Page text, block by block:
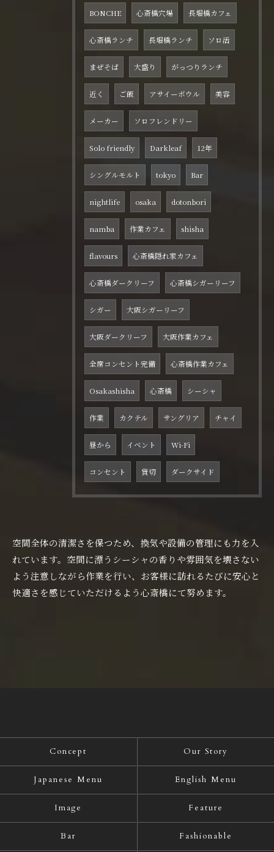
BONCHE 心斎橋穴場 長堀橋カフェ
心斎橋ランチ 長堀橋ランチ ソロ活
まぜそば 大盛り がっつりランチ
近く ご飯 アサイーボウル 美容
メーカー ソロフレンドリー
Solo friendly Darkleaf 12年
シングルモルト tokyo Bar
nightlife osaka dotonbori
namba 作業カフェ shisha
flavours 心斎橋隠れ家カフェ
心斎橋ダークリーフ 心斎橋シガーリーフ
シガー 大阪シガーリーフ
大阪ダークリーフ 大阪作業カフェ
全席コンセント完備 心斎橋作業カフェ
Osakashisha 心斎橋 シーシャ
作業 カクテル サングリア チャイ
昼から イベント Wi-Fi
コンセント 貸切 ダークサイド
空間全体の清潔さを保つため、換気や設備の管理にも力を入
れています。空間に漂うシーシャの香りや雰囲気を壊さない
よう注意しながら作業を行い、お客様に訪れるたびに安心と
快適さを感じていただけるよう心斎橋にて努めます。
Concept Our Story
Japanese Menu English Menu
Image Feature
Bar Fashionable